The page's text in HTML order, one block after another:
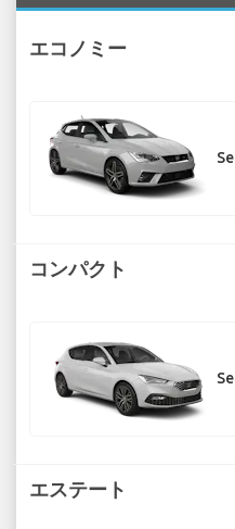
エコノミー
コンパクト
エステート